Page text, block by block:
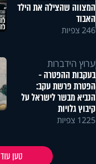
המצווה שהצילה את הילד
האבוד
246 צפיות
ערוץ הידברות
בעקבות ההפטרה -
הפטרת פרשת עקב:
הנביא מבשר לישראל על
קיבוץ גלויות
1225 צפיות
טען עוד